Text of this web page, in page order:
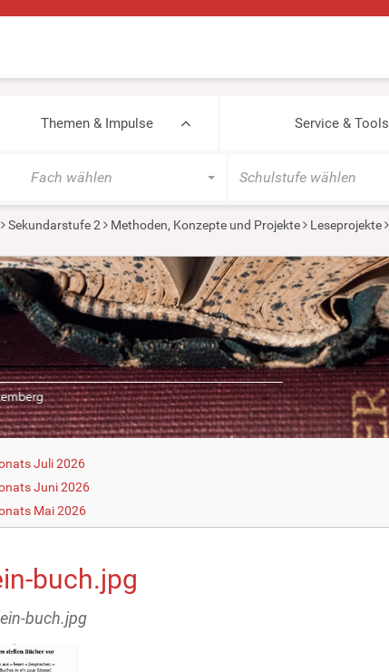
Themen & Impulse Service & Tools
Fach wählen Schulstufe wählen
Sekundarstufe 2 Methoden, Konzepte und Projekte Leseprojekte
Juli 2026
Juni 2026
Mai 2026
buch.jpg
buch.jpg